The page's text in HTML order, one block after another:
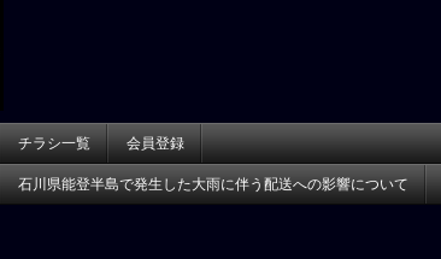
チラシ一覧 会員登録
石川県能登半島で発生した大雨に伴う配送への影響について